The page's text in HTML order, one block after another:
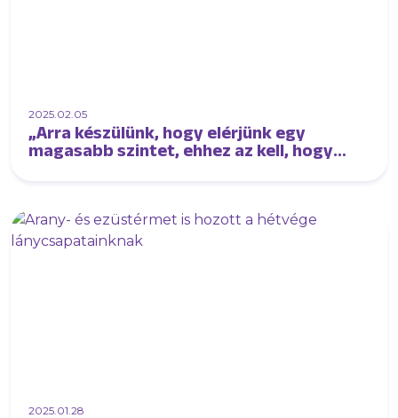
2025.02.05
„Arra készülünk, hogy elérjünk egy
magasabb szintet, ehhez az kell, hogy
2025.01.28